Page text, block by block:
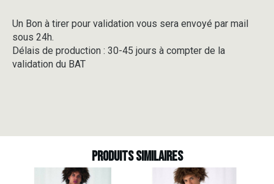
Un Bon à tirer pour validation vous sera envoyé par mail
sous 24h.
Délais de production : 30-45 jours à compter de la
validation du BAT
Produits similaires